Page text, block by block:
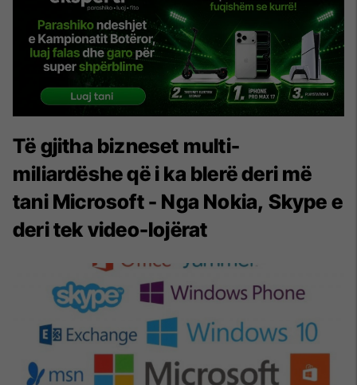
Të gjitha bizneset multi-
miliardëshe që i ka blerë deri më
tani Microsoft - Nga Nokia, Skype e
deri tek video-lojërat